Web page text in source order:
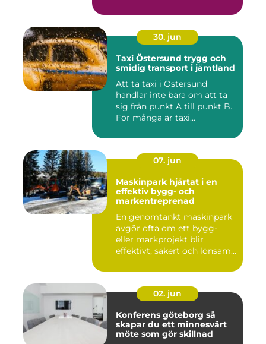
30. jun
Taxi Östersund trygg och
smidig transport i jämtland
Att ta taxi i Östersund
handlar inte bara om att ta
sig från punkt A till punkt B.
För många är taxi...
07. jun
Maskinpark hjärtat i en
effektiv bygg- och
markentreprenad
En genomtänkt maskinpark
avgör ofta om ett bygg-
eller markprojekt blir
effektivt, säkert och lönsam...
02. jun
Konferens göteborg så
skapar du ett minnesvärt
möte som gör skillnad